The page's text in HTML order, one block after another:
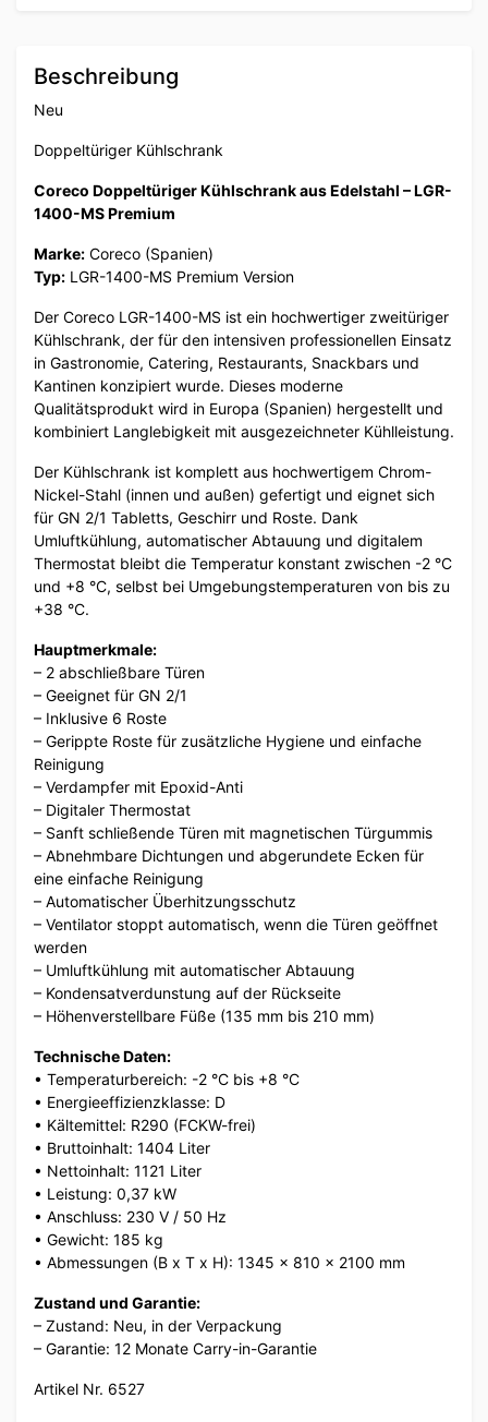
Beschreibung
Neu
Doppeltüriger Kühlschrank
Coreco Doppeltüriger Kühlschrank aus Edelstahl – LGR-
1400-MS Premium
Marke: Coreco (Spanien)
Typ: LGR-1400-MS Premium Version
Der Coreco LGR-1400-MS ist ein hochwertiger zweitüriger
Kühlschrank, der für den intensiven professionellen Einsatz
in Gastronomie, Catering, Restaurants, Snackbars und
Kantinen konzipiert wurde. Dieses moderne
Qualitätsprodukt wird in Europa (Spanien) hergestellt und
kombiniert Langlebigkeit mit ausgezeichneter Kühlleistung.
Der Kühlschrank ist komplett aus hochwertigem Chrom-
Nickel-Stahl (innen und außen) gefertigt und eignet sich
für GN 2/1 Tabletts, Geschirr und Roste. Dank
Umluftkühlung, automatischer Abtauung und digitalem
Thermostat bleibt die Temperatur konstant zwischen -2 °C
und +8 °C, selbst bei Umgebungstemperaturen von bis zu
+38 °C.
Hauptmerkmale:
– 2 abschließbare Türen
– Geeignet für GN 2/1
– Inklusive 6 Roste
– Gerippte Roste für zusätzliche Hygiene und einfache
Reinigung
– Verdampfer mit Epoxid-Anti
– Digitaler Thermostat
– Sanft schließende Türen mit magnetischen Türgummis
– Abnehmbare Dichtungen und abgerundete Ecken für
eine einfache Reinigung
– Automatischer Überhitzungsschutz
– Ventilator stoppt automatisch, wenn die Türen geöffnet
werden
– Umluftkühlung mit automatischer Abtauung
– Kondensatverdunstung auf der Rückseite
– Höhenverstellbare Füße (135 mm bis 210 mm)
Technische Daten:
• Temperaturbereich: -2 °C bis +8 °C
• Energieeffizienzklasse: D
• Kältemittel: R290 (FCKW-frei)
• Bruttoinhalt: 1404 Liter
• Nettoinhalt: 1121 Liter
• Leistung: 0,37 kW
• Anschluss: 230 V / 50 Hz
• Gewicht: 185 kg
• Abmessungen (B x T x H): 1345 x 810 x 2100 mm
Zustand und Garantie:
– Zustand: Neu, in der Verpackung
– Garantie: 12 Monate Carry-in-Garantie
Artikel Nr. 6527